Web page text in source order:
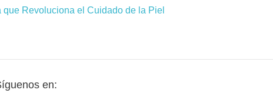
Revoluciona el Cuidado de la Piel
en: